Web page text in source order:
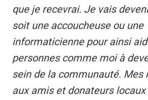
que je recevrai. Je vais
soit une accoucheuse ou une
informaticienne pour ainsi
personnes comme moi à
sein de la communauté. Mes
aux amis et donateurs